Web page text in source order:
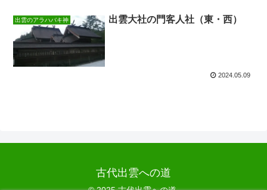
出雲のアラハバキ神 出雲大社の門客人社（東・西）
2024.05.09
古代出雲への道